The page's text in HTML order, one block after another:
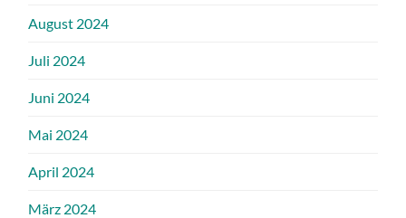
August 2024
Juli 2024
Juni 2024
Mai 2024
April 2024
März 2024